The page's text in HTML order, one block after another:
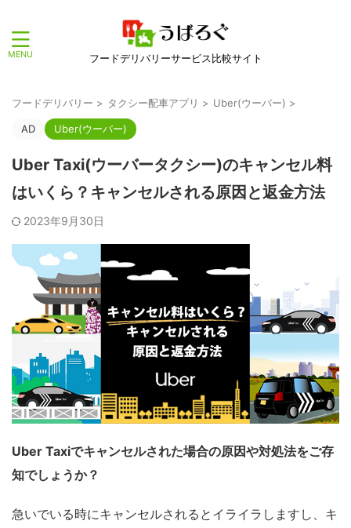
フードデリバリーサービス比較サイト
フードデリバリー > タクシー配車アプリ > Uber(ウーバー) >
AD Uber(ウーバー)
Uber Taxi(ウーバータクシー)のキャンセル料
はいくら？キャンセルされる原因と返金方法
2023年9月30日
Uber Taxiでキャンセルされた場合の原因や対処法をご存
知でしょうか？
急いでいる時にキャンセルされるとイライラしますし、キ